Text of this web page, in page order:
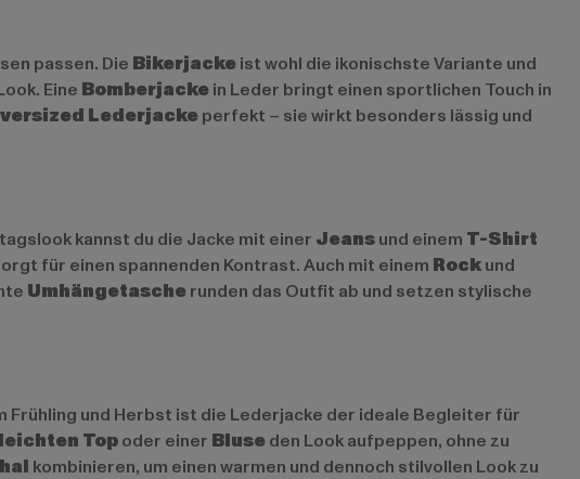
passen. Die Bikerjackeist wohl die ikonischste Variante und
Eine Bomberjackein Leder bringt einen sportlichen Touch in
Lederjackeperfekt – sie wirkt besonders lässig und
kannst du die Jacke mit einer Jeansund einem T-Shirt
für einen spannenden Kontrast. Auch mit einem Rockund
Umhängetascherunden das Outfit ab und setzen stylische
Frühling und Herbst ist die Lederjacke der ideale Begleiter für
leichten Topoder einer Bluseden Look aufpeppen, ohne zu
kombinieren, um einen warmen und dennoch stilvollen Look zu